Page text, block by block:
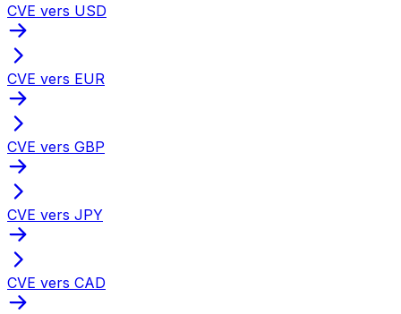
CVE vers USD
CVE vers EUR
CVE vers GBP
CVE vers JPY
CVE vers CAD